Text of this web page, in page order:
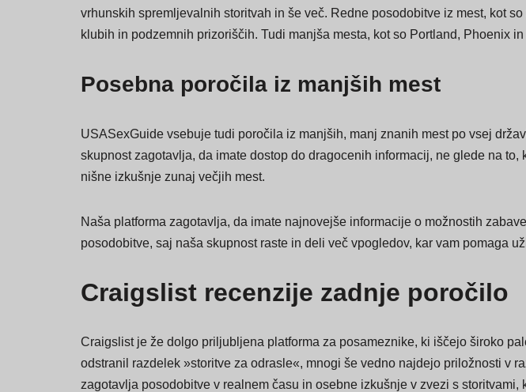
Zahodna obala je dom nekaterih najrazličnejših možnosti zabave za odrasle.
klubih in podzemnih prizoriščih. Tudi manjša mesta, kot so Portland, Phoenix
Posebna poročila iz manjših mest
USASexGuide vsebuje tudi poročila iz manjših, manj znanih mest po vsej
nišne izkušnje zunaj večjih mest.
posodobitve, saj naša skupnost raste in deli več vpogledov, kar vam pomaga
Craigslist recenzije zadnje poročilo
Craigslist je že dolgo priljubljena platforma za posameznike, ki iščejo široko